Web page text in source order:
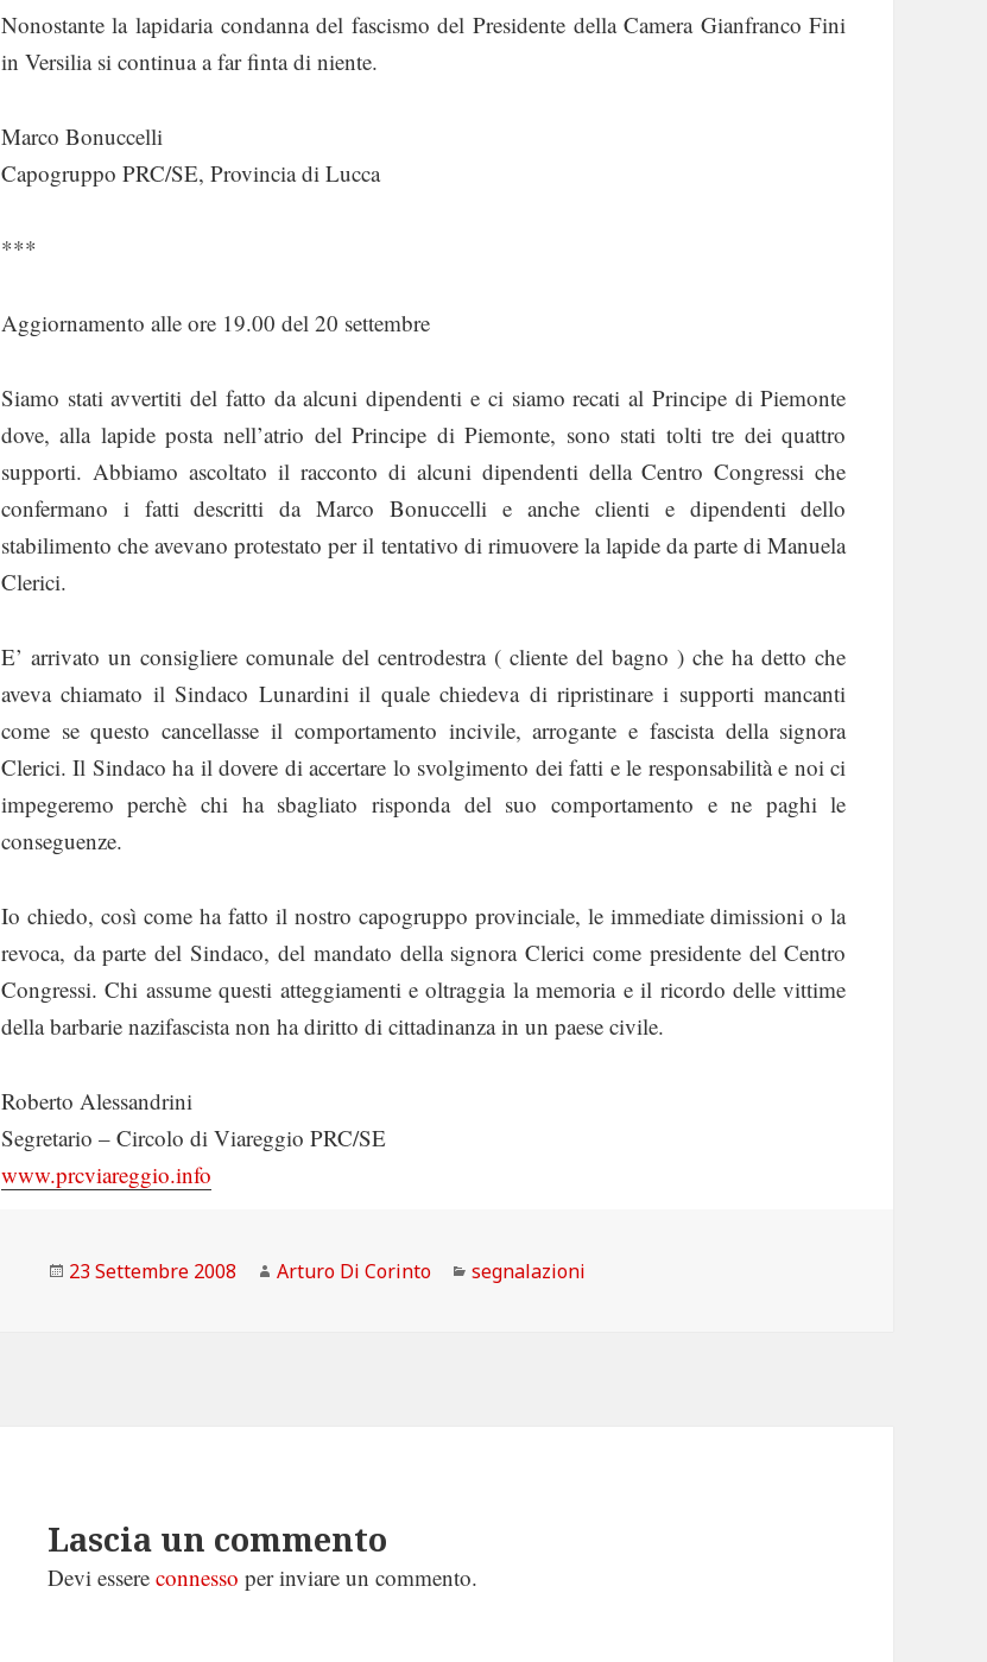
Nonostante la lapidaria condanna del fascismo del Presidente della Camera Gianfranco Fini
in Versilia si continua a far finta di niente.
Marco Bonuccelli
Capogruppo PRC/SE, Provincia di Lucca
***
Aggiornamento alle ore 19.00 del 20 settembre
Siamo stati avvertiti del fatto da alcuni dipendenti e ci siamo recati al Principe di Piemonte
dove, alla lapide posta nell’atrio del Principe di Piemonte, sono stati tolti tre dei quattro
supporti. Abbiamo ascoltato il racconto di alcuni dipendenti della Centro Congressi che
confermano i fatti descritti da Marco Bonuccelli e anche clienti e dipendenti dello
stabilimento che avevano protestato per il tentativo di rimuovere la lapide da parte di Manuela
Clerici.
E’ arrivato un consigliere comunale del centrodestra ( cliente del bagno ) che ha detto che
aveva chiamato il Sindaco Lunardini il quale chiedeva di ripristinare i supporti mancanti
come se questo cancellasse il comportamento incivile, arrogante e fascista della signora
Clerici. Il Sindaco ha il dovere di accertare lo svolgimento dei fatti e le responsabilità e noi ci
impegeremo perchè chi ha sbagliato risponda del suo comportamento e ne paghi le
conseguenze.
Io chiedo, così come ha fatto il nostro capogruppo provinciale, le immediate dimissioni o la
revoca, da parte del Sindaco, del mandato della signora Clerici come presidente del Centro
Congressi. Chi assume questi atteggiamenti e oltraggia la memoria e il ricordo delle vittime
della barbarie nazifascista non ha diritto di cittadinanza in un paese civile.
Roberto Alessandrini
Segretario – Circolo di Viareggio PRC/SE
www.prcviareggio.info
Scritto
23 Settembre 2008 Autore
Arturo Di Corinto Categorie
segnalazioni
Lascia un commento
Devi essereconnesso per inviare un commento.